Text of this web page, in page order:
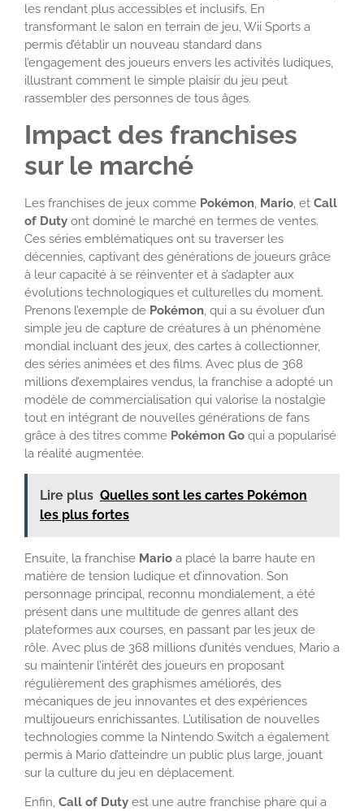
les rendant plus accessibles et inclusifs. En
transformant le salon en terrain de jeu, Wii Sports a
permis d’établir un nouveau standard dans
l’engagement des joueurs envers les activités ludiques,
illustrant comment le simple plaisir du jeu peut
rassembler des personnes de tous âges.
Impact des franchises
sur le marché
Les franchises de jeux comme Pokémon, Mario, et Call
of Duty ont dominé le marché en termes de ventes.
Ces séries emblématiques ont su traverser les
décennies, captivant des générations de joueurs grâce
à leur capacité à se réinventer et à s’adapter aux
évolutions technologiques et culturelles du moment.
Prenons l’exemple de Pokémon, qui a su évoluer d’un
simple jeu de capture de créatures à un phénomène
mondial incluant des jeux, des cartes à collectionner,
des séries animées et des films. Avec plus de 368
millions d’exemplaires vendus, la franchise a adopté un
modèle de commercialisation qui valorise la nostalgie
tout en intégrant de nouvelles générations de fans
grâce à des titres comme Pokémon Go qui a popularisé
la réalité augmentée.
Lire plus Quelles sont les cartes Pokémon
les plus fortes
Ensuite, la franchise Mario a placé la barre haute en
matière de tension ludique et d’innovation. Son
personnage principal, reconnu mondialement, a été
présent dans une multitude de genres allant des
plateformes aux courses, en passant par les jeux de
rôle. Avec plus de 368 millions d’unités vendues, Mario a
su maintenir l’intérêt des joueurs en proposant
régulièrement des graphismes améliorés, des
mécaniques de jeu innovantes et des expériences
multijoueurs enrichissantes. L’utilisation de nouvelles
technologies comme la Nintendo Switch a également
permis à Mario d’atteindre un public plus large, jouant
sur la culture du jeu en déplacement.
Enfin, Call of Duty est une autre franchise phare qui a